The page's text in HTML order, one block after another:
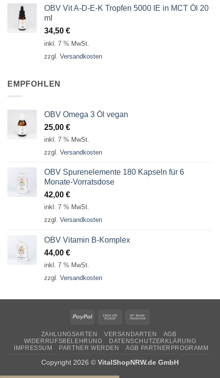
OBV Vit A-D-E-K Tropfen 5000 IE in MCT Öl 20
ml
34,50 €
inkl. 7 % MwSt.
zzgl. Versandkosten
EMPFOHLEN
OBV Omega 3 Öl vegan
25,00 €
inkl. 7 % MwSt.
zzgl. Versandkosten
OBV Spurenelemente 180 Kapseln für 6
Monate-Vorratsdose
42,00 €
inkl. 7 % MwSt.
zzgl. Versandkosten
OBV Vitamin B-Komplex
44,00 €
inkl. 7 % MwSt.
zzgl. Versandkosten
PayPal
Cash
Pickup
ZAHLUNGSARTEN VERSANDARTEN
AGB
WIDERRUFSBELEHRUNG
DATENSCHUTZERKLÄRUNG
IMPRESSUM
PARTNER WERDEN AGB PARTNERPROGRAMM
Copyright 2026 © VitalShopNRW.de GmbH